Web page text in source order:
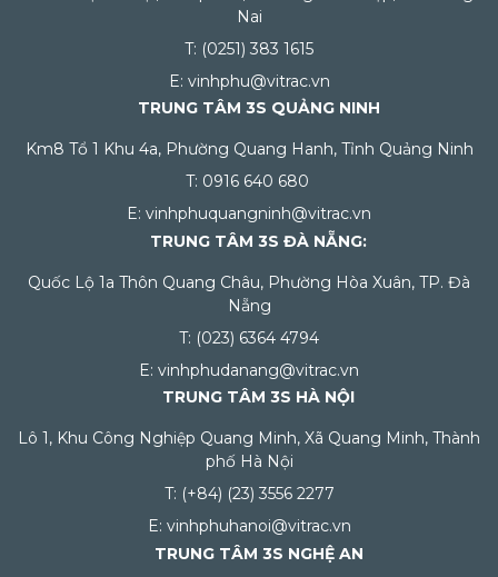
Nai
T: (0251) 383 1615
E: vinhphu@vitrac.vn
TRUNG TÂM 3S QUẢNG NINH
Km8 Tổ 1 Khu 4a, Phường Quang Hanh, Tỉnh Quảng Ninh
T: 0916 640 680
E: vinhphuquangninh@vitrac.vn
TRUNG TÂM 3S ĐÀ NẴNG:
Quốc Lộ 1a Thôn Quang Châu, Phường Hòa Xuân, TP. Đà
Nẵng
T: (023) 6364 4794
E: vinhphudanang@vitrac.vn
TRUNG TÂM 3S HÀ NỘI
Lô 1, Khu Công Nghiệp Quang Minh, Xã Quang Minh, Thành
phố Hà Nội
T: (+84) (23) 3556 2277
E: vinhphuhanoi@vitrac.vn
TRUNG TÂM 3S NGHỆ AN